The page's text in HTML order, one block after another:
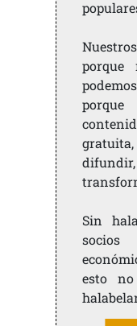
porque
Sin
esto no